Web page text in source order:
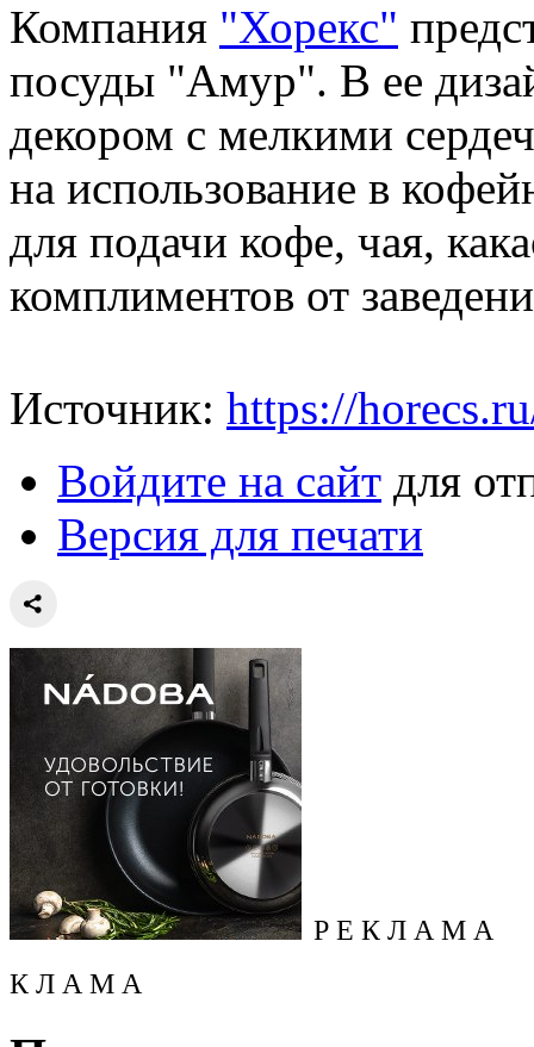
Компания "Хорекс"
посуды "Амур". В ее
декором с мелкими
на использование в
для подачи кофе, чая,
комплиментов от
Источник: https://
Войдите на сайт для
Версия для печати
Р Е К Л А М А
К Л А М А